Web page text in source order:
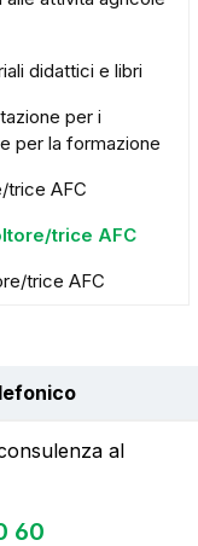
didattici e libri
per i
per la formazione
trice AFC
trice AFC
trice AFC
al
60